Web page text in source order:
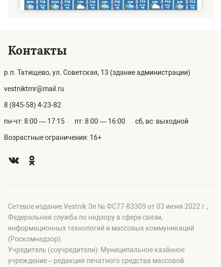
Контакты
р.п. Татищево, ул. Советская, 13 (здание администрации)
vestniktmr@mail.ru
8 (845-58) 4-23-82
пн-чт: 8:00 — 17:15 пт: 8:00 — 16:00 сб, вс: выходной
Возрастные ограничения: 16+
Сетевое издание Vestnik Эл № ФС77-83309 от 03 июня 2022 г.,
Федеральная служба по надзору в сфере связи,
информационных технологий и массовых коммуникаций
(Роскомнадзор).
Учредитель (соучредители): Муниципальное казённое
учреждение – редакция печатного средства массовой